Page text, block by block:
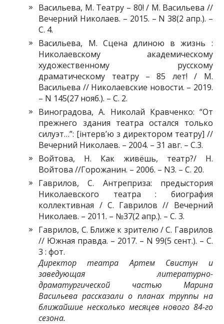
Васильева, М. Театру – 80! / М. Васильева //
Вечерний Николаев. – 2015. – N 38(2 апр.). –
С. 4.
Васильева, М. Сцена длиною в жизнь :
Николаевскому академическому
художественному русскому
драматическому театру – 85 лет! / М.
Васильева // Николаевские новости. – 2019.
– N 145(27 нояб.). – С. 2.
Виноградова, А. Николай Кравченко: “От
прежнего здания театра остался только
силуэт…”: [інтерв’ю з директором театру] //
Вечерний Николаев. – 2004. – 31 авг. – С.3.
Войтова, Н. Как живёшь, театр?/ Н.
Войтова //Горожанин. – 2006. – N3. – C. 20.
Гаврилов, С. Антреприза: предыстория
Николаевского театра : биография
коллективная / С. Гаврилов // Вечерний
Николаев. – 2011. – №37(2 апр.). – С. 3.
Гаврилов, С. Ближе к зрителю / С. Гаврилов
// Южная правда. – 2017. – N 99(5 сент.). – С.
3 : фот.
Директор театра Артем Свистун и
заведующая литературно-
драматургической частью Марина
Васильева рассказали о планах труппы на
ближайшие несколько месяцев нового 84-го
сезона.